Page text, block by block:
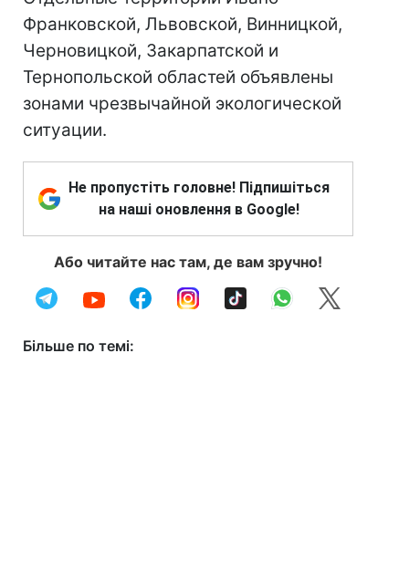
Франковской, Львовской, Винницкой,
Черновицкой, Закарпатской и
Тернопольской областей объявлены
зонами чрезвычайной экологической
ситуации.
Не пропустіть головне! Підпишіться
на наші оновлення в Google!
Або читайте нас там, де вам зручно!
Більше по темі: